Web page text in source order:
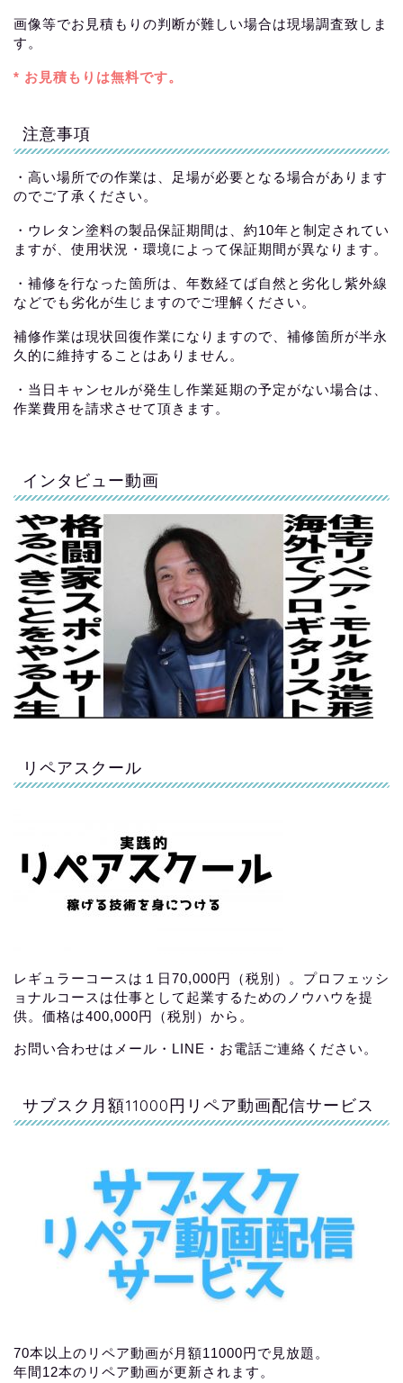
画像等でお見積もりの判断が難しい場合は現場調査致しま
す。
* お見積もりは無料です。
注意事項
・高い場所での作業は、足場が必要となる場合があります
のでご了承ください。
・ウレタン塗料の製品保証期間は、約10年と制定されてい
ますが、使用状況・環境によって保証期間が異なります。
・補修を行なった箇所は、年数経てば自然と劣化し紫外線
などでも劣化が生じますのでご理解ください。
補修作業は現状回復作業になりますので、補修箇所が半永
久的に維持することはありません。
・当日キャンセルが発生し作業延期の予定がない場合は、
作業費用を請求させて頂きます。
インタビュー動画
リペアスクール
レギュラーコースは１日70,000円（税別）。プロフェッシ
ョナルコースは仕事として起業するためのノウハウを提
供。価格は400,000円（税別）から。
お問い合わせはメール・LINE・お電話ご連絡ください。
サブスク月額11000円リペア動画配信サービス
70本以上のリペア動画が月額11000円で見放題。
年間12本のリペア動画が更新されます。